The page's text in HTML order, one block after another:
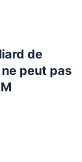
de
peut pas